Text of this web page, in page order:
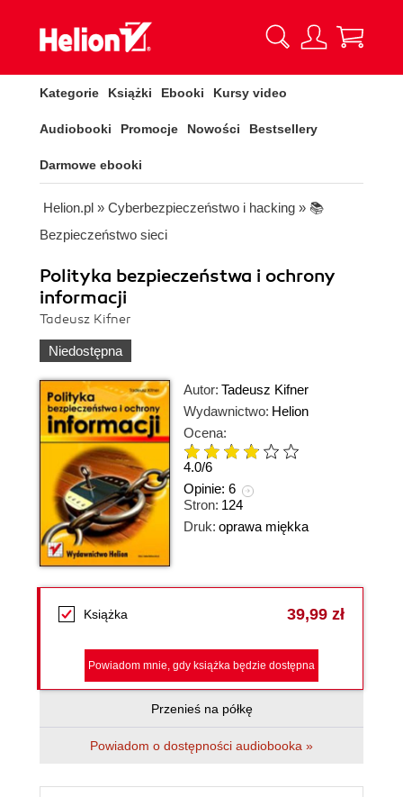
Kategorie Książki Ebooki Kursy video
Audiobooki Promocje Nowości Bestsellery
Darmowe ebooki
Helion.pl » Cyberbezpieczeństwo i hacking » 📚
Bezpieczeństwo sieci
Polityka bezpieczeństwa i ochrony
informacji
Tadeusz Kifner
Niedostępna
Autor: Tadeusz Kifner
Wydawnictwo: Helion
Ocena:
4.0/6
Opinie: 6
Stron: 124
Druk: oprawa miękka
Książka 39,99 zł
Powiadom mnie, gdy książka będzie dostępna
Przenieś na półkę
Powiadom o dostępności audiobooka »